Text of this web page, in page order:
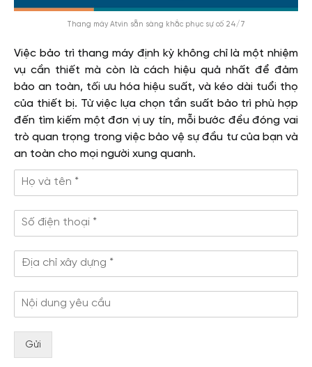
Thang máy Atvin sẵn sàng khắc phục sự cố 24/7
Việc bảo trì thang máy định kỳ không chỉ là một nhiệm
vụ cần thiết mà còn là cách hiệu quả nhất để đảm
bảo an toàn, tối ưu hóa hiệu suất, và kéo dài tuổi thọ
của thiết bị. Từ việc lựa chọn tần suất bảo trì phù hợp
đến tìm kiếm một đơn vị uy tín, mỗi bước đều đóng vai
trò quan trọng trong việc bảo vệ sự đầu tư của bạn và
an toàn cho mọi người xung quanh.
Gửi